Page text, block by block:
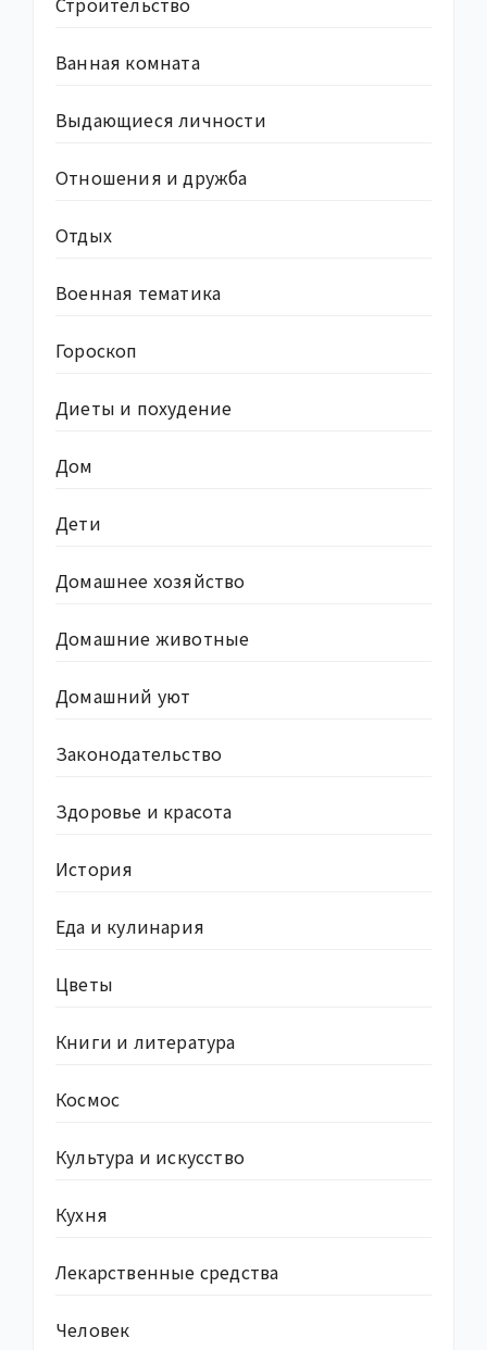
Ванная комната
Выдающиеся личности
Отношения и дружба
Отдых
Военная тематика
Гороскоп
Диеты и похудение
Дом
Дети
Домашнее хозяйство
Домашние животные
Домашний уют
Законодательство
Здоровье и красота
История
Еда и кулинария
Цветы
Книги и литература
Космос
Культура и искусство
Кухня
Лекарственные средства
Человек